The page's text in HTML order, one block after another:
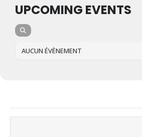
UPCOMING EVENTS
AUCUN ÉVÈNEMENT